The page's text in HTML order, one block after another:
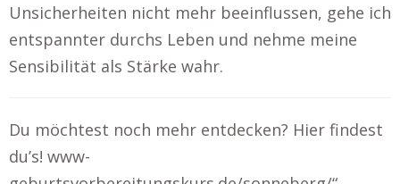
Unsicherheiten nicht mehr beeinflussen, gehe ich
entspannter durchs Leben und nehme meine
Sensibilität als Stärke wahr.
Du möchtest noch mehr entdecken? Hier findest
du’s! www-